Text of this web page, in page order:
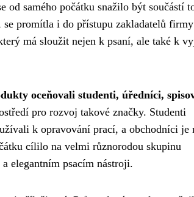
od samého počátku snažilo být součástí
se promítla i do přístupu zakladatelů
má sloužit nejen k psaní, ale také k
oceňovali studenti, úředníci,
pro rozvoj takové značky. Studenti
k opravování prací, a obchodníci je
cílilo na velmi různorodou skupinu
elegantním psacím nástroji.